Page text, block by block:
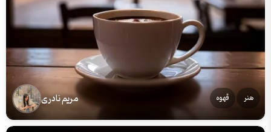
هنر قهوه مریم نادری